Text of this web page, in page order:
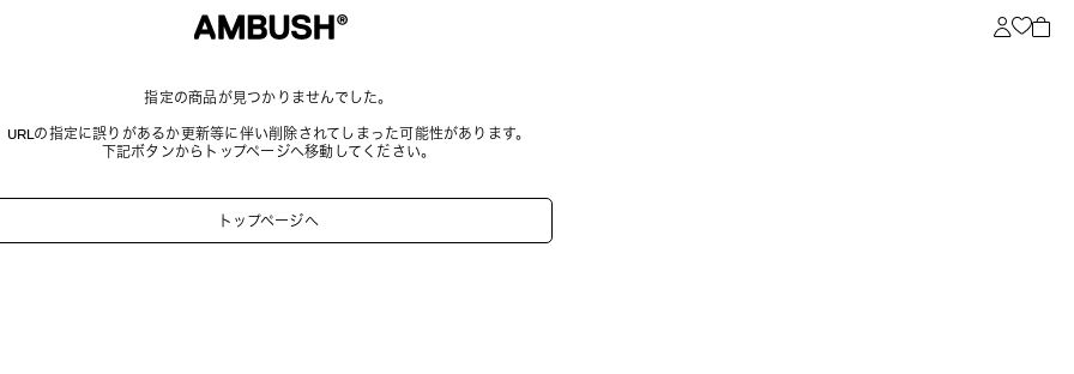
指定の商品が見つかりませんでした。
URLの指定に誤りがあるか更新等に伴い削除されてしまった可能性があります。
下記ボタンからトップページへ移動してください。
トップページへ